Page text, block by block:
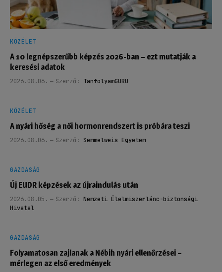
KÖZÉLET
A 10 legnépszerűbb képzés 2026-ban – ezt mutatják a
keresési adatok
2026.08.06. Szerző: TanfolyamGURU
KÖZÉLET
A nyári hőség a női hormonrendszert is próbára teszi
2026.08.06. Szerző: Semmelweis Egyetem
GAZDASÁG
Új EUDR képzések az újraindulás után
2026.08.05. Szerző: Nemzeti Élelmiszerlánc-biztonsági
Hivatal
GAZDASÁG
Folyamatosan zajlanak a Nébih nyári ellenőrzései –
mérlegen az első eredmények